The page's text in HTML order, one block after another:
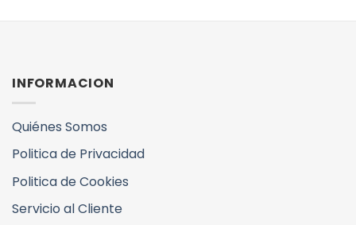
INFORMACION
Quiénes Somos
Politica de Privacidad
Politica de Cookies
Servicio al Cliente